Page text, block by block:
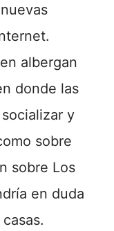
albergan
donde las
y
sobre
sobre Los
en duda